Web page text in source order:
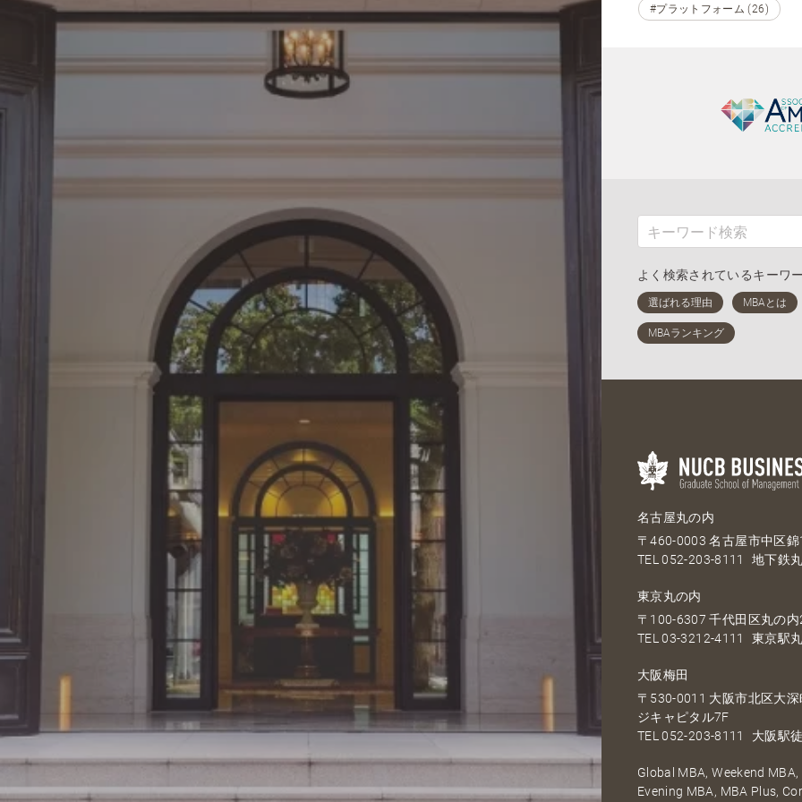
#プラットフォーム (26)
よく検索されているキーワ
名古屋丸の内
〒460-0003 名古屋市中区
TEL052-203-8111 地下鉄
東京丸の内
〒100-6307 千代田区丸の
TEL03-3212-4111 東京駅
大阪梅田
〒530-0011 大阪市北区大
ジキャピタル7F
TEL052-203-8111 大阪駅
Global MBA, Weekend
Evening MBA, MBA Plus,